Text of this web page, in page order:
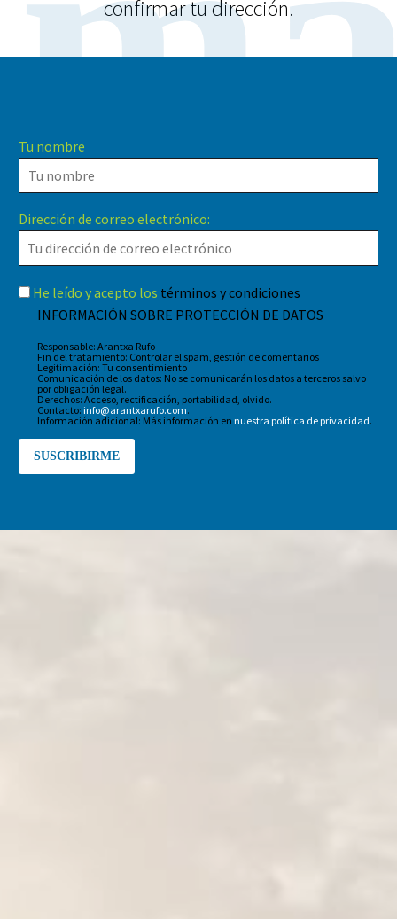
confirmar tu dirección.
Tu nombre
Dirección de correo electrónico:
He leído y acepto los términos y condiciones
INFORMACIÓN SOBRE PROTECCIÓN DE DATOS
Responsable: Arantxa Rufo
Fin del tratamiento: Controlar el spam, gestión de comentarios
Legitimación: Tu consentimiento
Comunicación de los datos: No se comunicarán los datos a terceros salvo
por obligación legal.
Derechos: Acceso, rectificación, portabilidad, olvido.
Contacto: info@arantxarufo.com.
Información adicional: Más información en nuestra política de privacidad.